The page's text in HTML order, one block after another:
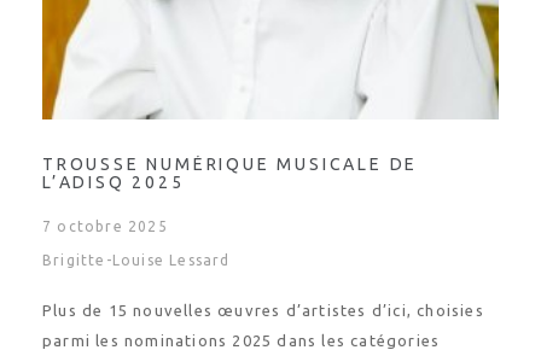
TROUSSE NUMÉRIQUE MUSICALE DE
L’ADISQ 2025
7 octobre 2025
Brigitte-Louise Lessard
Plus de 15 nouvelles œuvres d’artistes d’ici, choisies
parmi les nominations 2025 dans les catégories